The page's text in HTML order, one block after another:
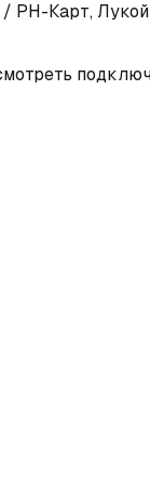
Карт,